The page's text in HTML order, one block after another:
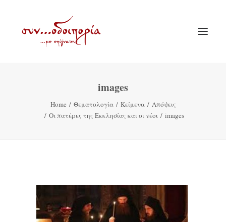
ΘΕΜΑΤΟΛΟΓΙΑ
ΠΑΛΑΙΑ ΣΥΝΟΔΟΙΠΟΡΙΑ
ΕΠΙΚΟΙΝΩΝΙΑ
images
Home Θεματολογία Κείμενα
Απόψεις
Οι πατέρες της Εκκλησίας και οι νέοι
images